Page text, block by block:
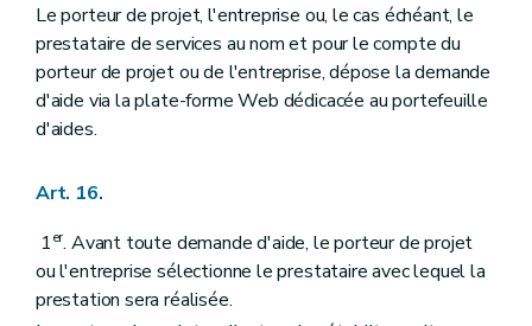
Le porteur de projet, l'entreprise ou, le cas échéant, le
prestataire de services au nom et pour le compte du
porteur de projet ou de l'entreprise, dépose la demande
d'aide via la plate-forme Web dédicacée au portefeuille
d'aides.
Art. 16.
1er. Avant toute demande d'aide, le porteur de projet
ou l'entreprise sélectionne le prestataire avec lequel la
prestation sera réalisée.